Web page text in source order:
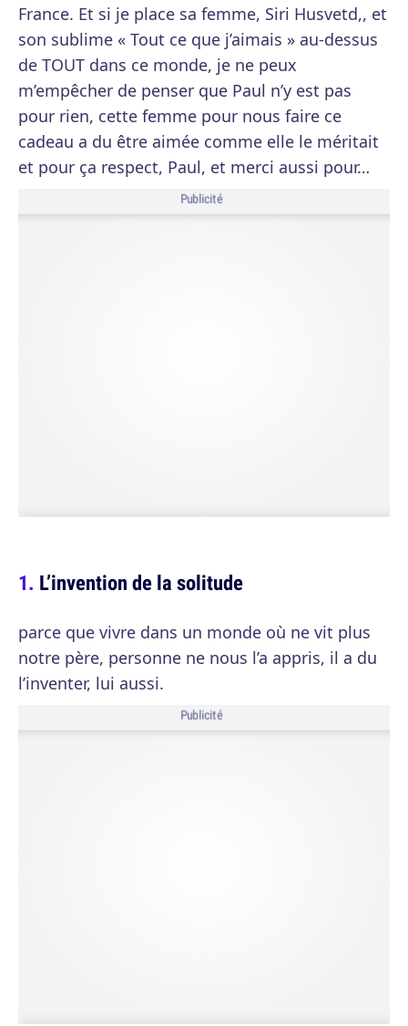
France. Et si je place sa femme, Siri Husvetd,, et
son sublime « Tout ce que j’aimais » au-dessus
de TOUT dans ce monde, je ne peux
m’empêcher de penser que Paul n’y est pas
pour rien, cette femme pour nous faire ce
cadeau a du être aimée comme elle le méritait
et pour ça respect, Paul, et merci aussi pour…
Publicité
L’invention de la solitude
parce que vivre dans un monde où ne vit plus
notre père, personne ne nous l’a appris, il a du
l’inventer, lui aussi.
Publicité